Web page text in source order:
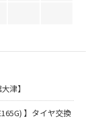
津】
】タイヤ交換